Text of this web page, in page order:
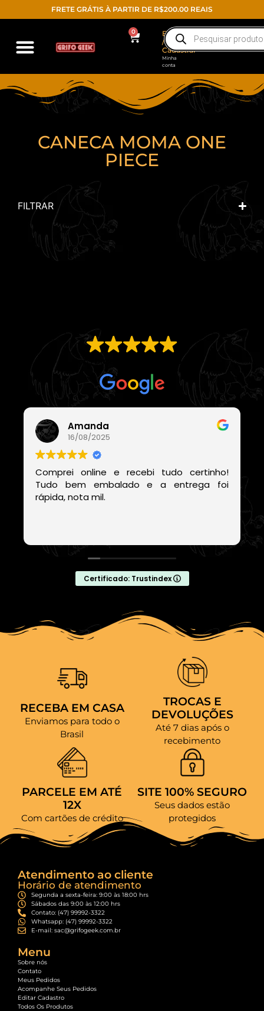
FRETE GRÁTIS À PARTIR DE R$200.00 REAIS
0
Entrar
/
Cadastrar
Minha
conta
CANECA MOMA ONE
PIECE
FILTRAR
21 avaliações
Amanda
16/08/2025
Comprei online e recebi tudo certinho!
Tudo bem embalado e a entrega foi
rápida, nota mil.
Certificado: Trustindex
RECEBA EM CASA
Enviamos para todo o
Brasil
TROCAS E
DEVOLUÇÕES
Até 7 dias após o
recebimento
PARCELE EM ATÉ
12X
Com cartões de crédito
SITE 100% SEGURO
Seus dados estão
protegidos
Atendimento ao cliente
Horário de atendimento
Segunda a sexta-feira: 9:00 às 18:00 hrs
Sábados das 9:00 às 12:00 hrs
Contato: (47) 99992-3322
Whatsapp: (47) 99992-3322
E-mail: sac@grifogeek.com.br
Menu
Sobre nós
Contato
Meus Pedidos
Acompanhe Seus Pedidos
Editar Cadastro
Todos Os Produtos